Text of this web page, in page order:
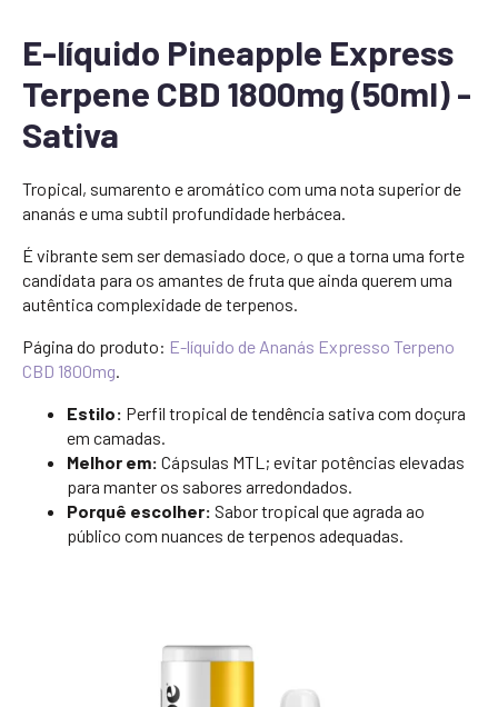
E-líquido Pineapple Express
Terpene CBD 1800mg (50ml) -
Sativa
Tropical, sumarento e aromático com uma nota superior de
ananás e uma subtil profundidade herbácea.
É vibrante sem ser demasiado doce, o que a torna uma forte
candidata para os amantes de fruta que ainda querem uma
autêntica complexidade de terpenos.
Página do produto: E-líquido de Ananás Expresso Terpeno
CBD 1800mg.
Estilo: Perfil tropical de tendência sativa com doçura
em camadas.
Melhor em: Cápsulas MTL; evitar potências elevadas
para manter os sabores arredondados.
Porquê escolher: Sabor tropical que agrada ao
público com nuances de terpenos adequadas.